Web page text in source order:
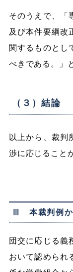
そのうえで、「
及び本件要綱改
関するものとし
べきである。」
（３）結論
以上から、裁判
渉に応じること
Ⅲ 本裁判例か
団交に応じる義
おいて認められ